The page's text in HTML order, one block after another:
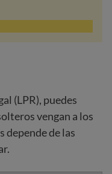
(LPR), puedes
vengan a los
depende de las